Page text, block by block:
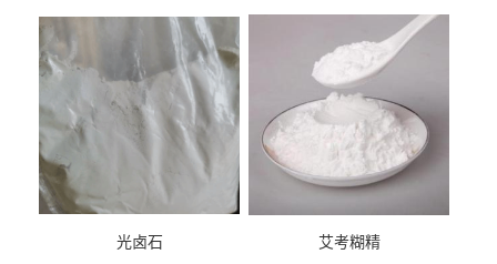
光卤石 艾考糊精